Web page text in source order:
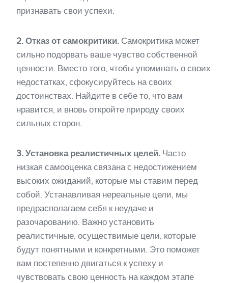
признавать свои успехи.
2. Отказ от самокритики. Самокритика может
сильно подорвать ваше чувство собственной
ценности. Вместо того, чтобы упоминать о своих
недостатках, сфокусируйтесь на своих
достоинствах. Найдите в себе то, что вам
нравится, и вновь откройте природу своих
сильных сторон.
3. Установка реалистичных целей. Часто
низкая самооценка связана с недостижением
высоких ожиданий, которые мы ставим перед
собой. Устанавливая нереальные цели, мы
предрасполагаем себя к неудаче и
разочарованию. Важно установить
реалистичные, осуществимые цели, которые
будут понятными и конкретными. Это поможет
вам постепенно двигаться к успеху и
чувствовать свою ценность на каждом этапе